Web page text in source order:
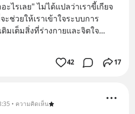
ไรเลย" ไม่ได้แปลว่าเราขี้เกียจ
ช่วยให้เราเข้าใจระบบการ
มเต็มสิ่งที่ร่างกายและจิตใจ
42 17
• ความคิดเห็น